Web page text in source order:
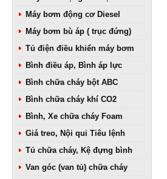
Máy bơm động cơ Diesel
Máy bơm bù áp ( trục đứng)
Tủ điện điều khiển máy bơm
Bình điều áp, Bình áp lực
Bình chữa cháy bột ABC
Bình chữa cháy khí CO2
Bình, Xe chữa cháy Foam
Giá treo, Nội qui Tiêu lệnh
Tủ chữa cháy, Kệ đựng bình
Van góc (van tủ) chữa cháy